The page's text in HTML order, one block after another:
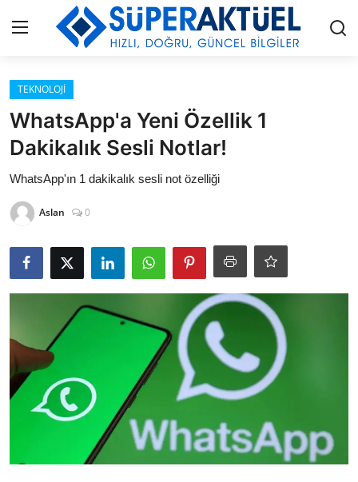
Giriş
İLETİŞİM
HAKKIMIZDA
KÜNYE
MODA
İŞ BİRLİĞİ
TEKNOLOJİ
BİLGİ
TEKNOLOJİ
WhatsApp'a Yeni Özellik 1
Dakikalık Sesli Notlar!
WhatsApp'ın 1 dakikalık sesli not özelliği
Aslan 0